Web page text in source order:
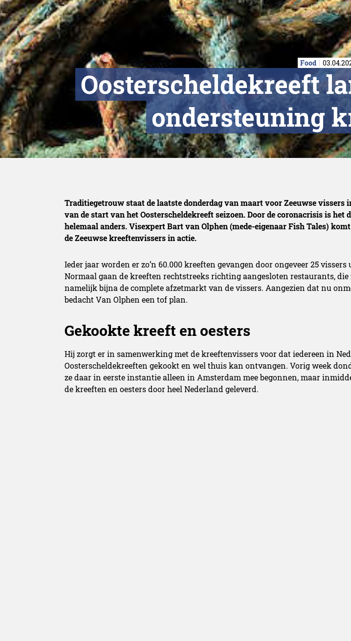
Food
Oosterscheldekreeft
ondersteuning
Traditiegetrouw staat de laatste donderdag van maart voor Zeeuwse vissers
van de start van het Oosterscheldekreeft seizoen. Door de coronacrisis is het
helemaal anders. Visexpert Bart van Olphen (mede-eigenaar Fish Tales)
de Zeeuwse kreeftenvissers in actie.
Ieder jaar worden er zo’n 60.000 kreeften gevangen door ongeveer 25 vissers
Normaal gaan de kreeften rechtstreeks richting aangesloten restaurants, die
namelijk bijna de complete afzetmarkt van de vissers. Aangezien dat nu
bedacht Van Olphen een tof plan.
Gekookte kreeft en oesters
Hij zorgt er in samenwerking met de kreeftenvissers voor dat iedereen in
Oosterscheldekreeften gekookt en wel thuis kan ontvangen. Vorig week
ze daar in eerste instantie alleen in Amsterdam mee begonnen, maar
de kreeften en oesters door heel Nederland geleverd.